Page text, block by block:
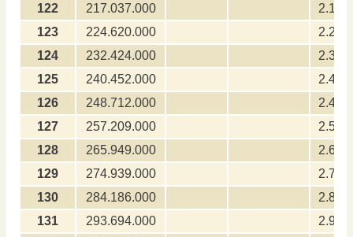
122
217.037.000
123
224.620.000
124
232.424.000
125
240.452.000
126
248.712.000
127
257.209.000
128
265.949.000
129
274.939.000
130
284.186.000
131
293.694.000